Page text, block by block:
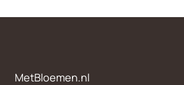
MetBloemen.nl